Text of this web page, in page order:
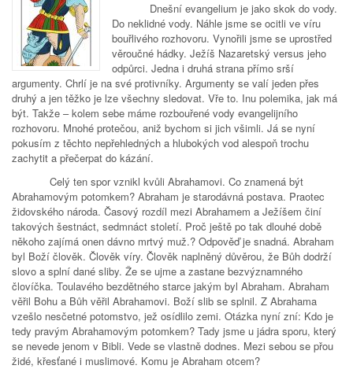
Dnešní evangelium je jako skok do vody.
Do neklidné vody. Náhle jsme se ocitli ve víru
bouřlivého rozhovoru. Vynořili jsme se uprostřed
věroučné hádky. Ježíš Nazaretský versus jeho
odpůrci. Jedna i druhá strana přímo srší
argumenty. Chrlí je na své protivníky. Argumenty se valí jeden přes
druhý a jen těžko je lze všechny sledovat. Vře to. Inu polemika, jak má
být. Takže – kolem sebe máme rozbouřené vody evangelijního
rozhovoru. Mnohé protečou, aniž bychom si jich všimli. Já se nyní
pokusím z těchto nepřehledných a hlubokých vod alespoň trochu
zachytit a přečerpat do kázání.
Celý ten spor vznikl kvůli Abrahamovi. Co znamená být
Abrahamovým potomkem? Abraham je starodávná postava. Praotec
židovského národa. Časový rozdíl mezi Abrahamem a Ježíšem činí
takových šestnáct, sedmnáct století. Proč ještě po tak dlouhé době
někoho zajímá onen dávno mrtvý muž.? Odpověď je snadná. Abraham
byl Boží člověk. Člověk víry. Člověk naplněný důvěrou, že Bůh dodrží
slovo a splní dané sliby. Že se ujme a zastane bezvýznamného
človíčka. Toulavého bezdětného starce jakým byl Abraham. Abraham
věřil Bohu a Bůh věřil Abrahamovi. Boží slib se splnil. Z Abrahama
vzešlo nesčetné potomstvo, jež osídlilo zemi. Otázka nyní zní: Kdo je
tedy pravým Abrahamovým potomkem? Tady jsme u jádra sporu, který
se nevede jenom v Bibli. Vede se vlastně dodnes. Mezi sebou se přou
židé, křesťané i muslimové. Komu je Abraham otcem?